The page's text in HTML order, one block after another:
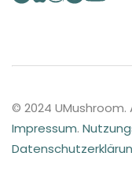
© 2024
Impressum.